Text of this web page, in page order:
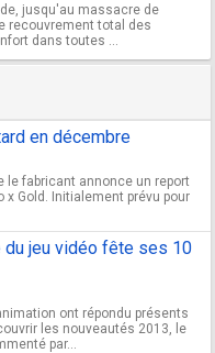
jusqu'au massacre de
recouvrement total des
dans toutes ...
en décembre
le fabricant annonce un report
x Gold. Initialement prévu pour
du jeu vidéo fête ses 10
ont répondu présents
les nouveautés 2013, le
par...